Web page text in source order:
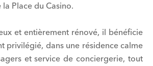
Place du Casino.
et entièrement rénové, il bénéficie
privilégié, dans une résidence calme
et service de conciergerie, tout